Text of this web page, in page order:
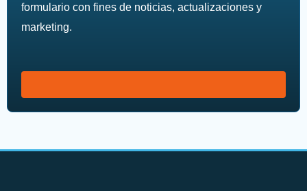
formulario con fines de noticias, actualizaciones y
marketing.